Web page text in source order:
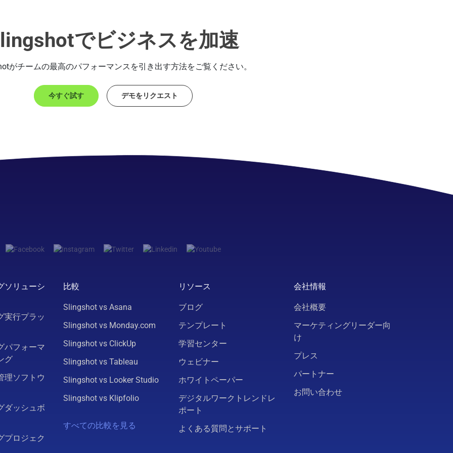
でビジネスを加速
がチームの最高のパフォーマンスを引き出す方法をご覧ください。
今すぐ試す デモをリクエスト
ソリューシ
実行プラッ
パフォーマ
グ
理ソフトウ
ダッシュボ
プロジェク
比較
Slingshot vs Asana
Slingshot vs Monday.com
Slingshot vs ClickUp
Slingshot vs Tableau
Slingshot vs Looker Studio
Slingshot vs Klipfolio
すべての比較を見る
リソース
ブログ
テンプレート
学習センター
ウェビナー
ホワイトペーパー
デジタルワークトレンドレ
ポート
よくある質問とサポート
会社情報
会社概要
マーケティングリーダー向
け
プレス
パートナー
お問い合わせ